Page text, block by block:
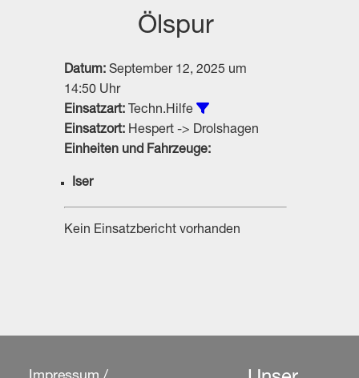
Ölspur
Datum:September 12, 2025 um
14:50 Uhr
Einsatzart:Techn.Hilfe
Alle Einsätze vom Typ
Einsatzort:Hespert -> Drolshagen
Einheiten und Fahrzeuge:
Iser
Kein Einsatzbericht vorhanden